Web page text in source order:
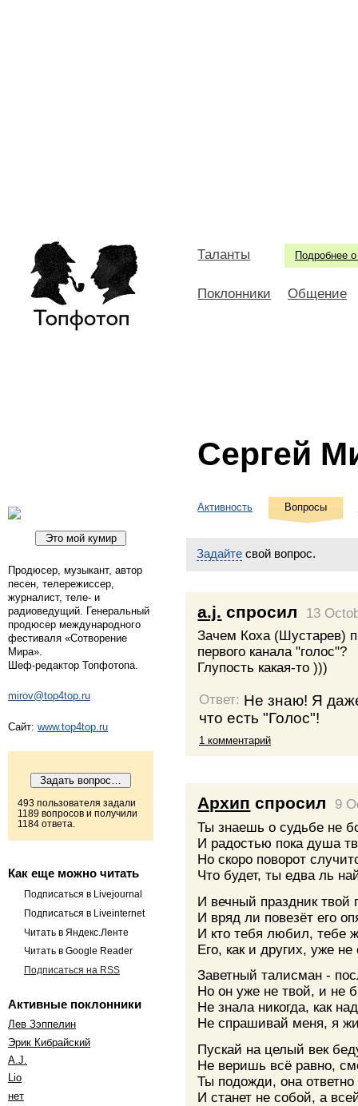
Подробнее о
Таланты
Поклонники Общение
Сергей
Продюсер, музыкант, автор
песен, телережиссер,
журналист, теле- и
радиоведущий. Генеральный
продюсер международного
фестиваля «Сотворение
Мира».
Шеф-редактор Топфотопа.
mirov@top4top.ru
Сайт: www.top4top.ru
493 пользователя задали
1189 вопросов и получили
1184 ответа.
Как еще можно читать
Подписаться в Livejournal
Подписаться в Liveinternet
Читать в Яндекс.Ленте
Читать в Google Reader
Подписаться на RSS
Активные поклонники
Лев Зэппелин
Эрик Кибрайский
A.J.
Lio
нет
Активность Вопросы
Задайте свой вопрос.
a.j. спросил
13
Зачем Коха (Шустарев)
первого канала "голос"?
Глупость какая-то )))
Ответ: Не знаю! Я
что есть "Голос"!
1 комментарий
Архип спросил
9
Ты знаешь о судьбе не
И радостью пока душа
Но скоро поворот
Что будет, ты едва ль
И вечный праздник твой
И вряд ли повезёт его
И кто тебя любил, тебе
Его, как и других, уже
Заветный талисман -
Но он уже не твой, и не
Не знала никогда, как
Не спрашивай меня, я
Пускай на целый век
Не веришь всё равно,
Ты подожди, она ответно
И станет не собой, а